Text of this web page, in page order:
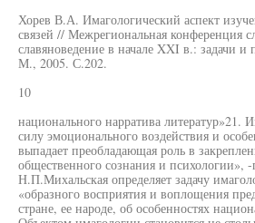
Хорев В.А. Имагологический аспект
связей // Межрегиональная конференция
славяноведение в начале XXI в.: задачи и
М., 2005. С.202.
10
национального нарратива литератур»21.
силу эмоционального воздействия и
выпадает преобладающая роль в
общественного сознания и
Н.П.Михальская определяет задачу
«образного восприятия и воплощения
стране, ее народе, об особенностях